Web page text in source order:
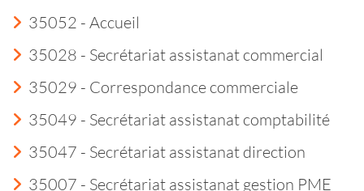
35052 - Accueil
35028 - Secrétariat assistanat commercial
35029 - Correspondance commerciale
35049 - Secrétariat assistanat comptabilité
35047 - Secrétariat assistanat direction
35007 - Secrétariat assistanat gestion PME